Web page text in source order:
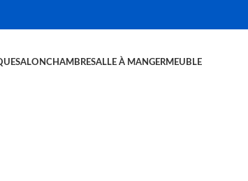
SALONCHAMBRESALLE À MANGERMEUBLE